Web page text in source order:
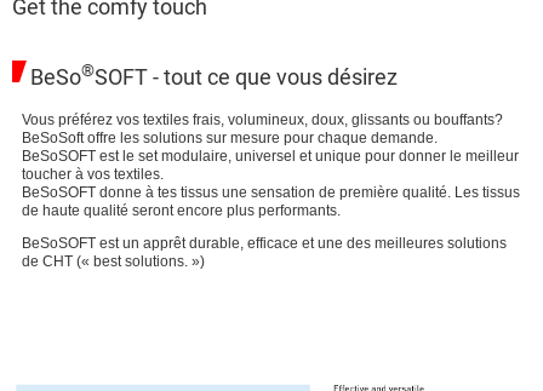
Get the comfy touch
BeSo®SOFT - tout ce que vous désirez
Vous préférez vos textiles frais, volumineux, doux, glissants ou bouffants?
BeSoSoft offre les solutions sur mesure pour chaque demande.
BeSoSOFT est le set modulaire, universel et unique pour donner le meilleur
toucher à vos textiles.
BeSoSOFT donne à tes tissus une sensation de première qualité. Les tissus
de haute qualité seront encore plus performants.
BeSoSOFT est un apprêt durable, efficace et une des meilleures solutions
de CHT (« best solutions. »)